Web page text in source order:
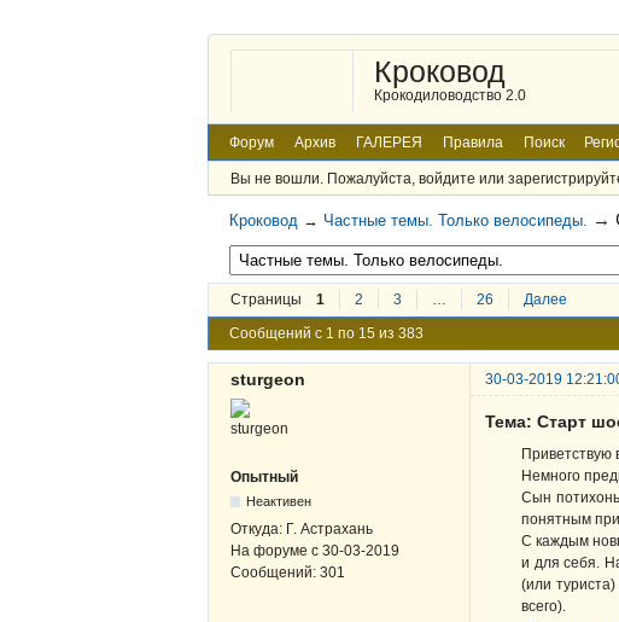
Кроковод
Крокодиловодство 2.0
Форум Архив ГАЛЕРЕЯ Правила Поиск
Вы не вошли. Пожалуйста, войдите или
Кроковод → Частные темы. Только велосипеды. →
Страницы 1 2 3 … 26 Далее
Сообщений с 1 по 15 из 383
sturgeon 30-03-2019
Опытный
Неактивен
Откуда: Г. Астрахань
На форуме с 30-03-2019
Сообщений: 301
Тема: Старт
Приветствую
Немного
Сын
понятным
С каждым
и для себя.
(или